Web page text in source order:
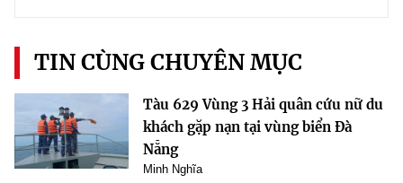
TIN CÙNG CHUYÊN MỤC
Tàu 629 Vùng 3 Hải quân cứu nữ du
khách gặp nạn tại vùng biển Đà
Nẵng
Minh Nghĩa